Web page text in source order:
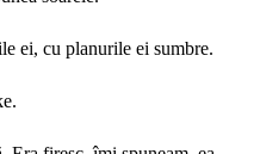
ei, cu planurile ei sumbre.